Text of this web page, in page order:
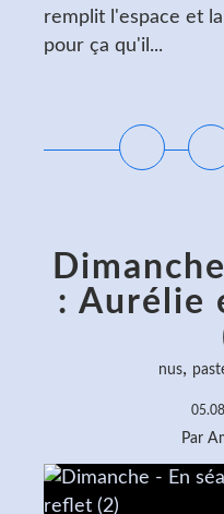
remplit l'espace et
pour ça qu'il...
: Aurélie
nus,
Par